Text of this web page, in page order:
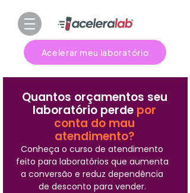
Acelerar meu laboratório
Quantos orçamentos seu
laboratório perde por
conta do mau
atendimento?
Conheça o curso de atendimento
feito para laboratórios que aumenta
a conversão e reduz dependência
de desconto para vender.